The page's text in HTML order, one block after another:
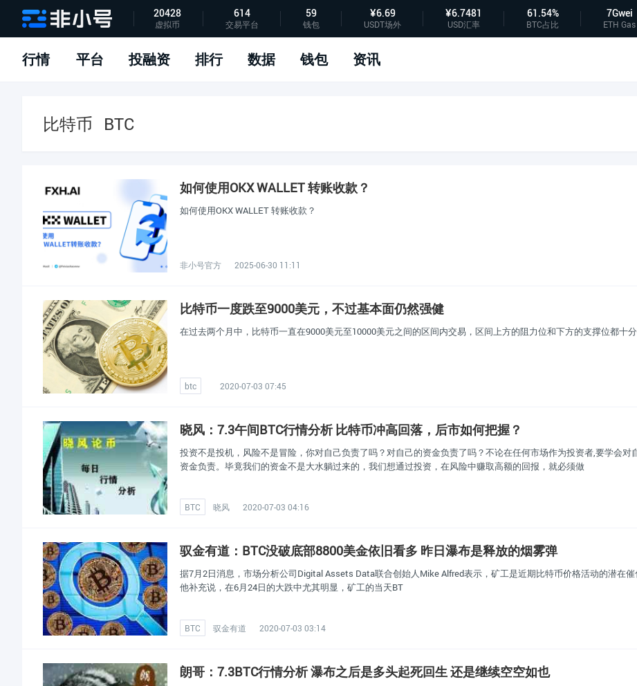
APP下载
指标说明
问题反馈
20428
虚拟币
614
交易平台
59
钱包
¥6.69
USDT场外
¥6.7481
USD汇率
61.54%
BTC占比
7Gwei
ETH Gas
行情 平台 投融资 排行 数据 钱包 资讯
比特币 BTC
如何使用OKX WALLET 转账收款？
如何使用OKX WALLET 转账收款？
非小号官方 2025-06-30 11:11
比特币一度跌至9000美元，不过基本面仍然强健
在过去两个月中，比特币一直在9000美元至10000美元之间的区间内交易，区间上方的阻力位和下方的支撑位都十分
btc 2020-07-03 07:45
晓风：7.3午间BTC行情分析 比特币冲高回落，后市如何把握？
投资不是投机，风险不是冒险，你对自己负责了吗？对自己的资金负责了吗？不论在任何市场作为投资者,要学会对
资金负责。毕竟我们的资金不是大水躺过来的，我们想通过投资，在风险中赚取高额的回报，就必须做
BTC 晓风 2020-07-03 04:16
驭金有道：BTC没破底部8800美金依旧看多 昨日瀑布是释放的烟雾弹
据7月2日消息，市场分析公司Digital Assets Data联合创始人Mike Alfred表示，矿工是近期比特币价格活动的潜在催
他补充说，在6月24日的大跌中尤其明显，矿工的当天BT
BTC 驭金有道 2020-07-03 03:14
朗哥：7.3BTC行情分析 瀑布之后是多头起死回生 还是继续空空如也